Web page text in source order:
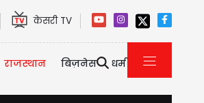
केसरी TV
राजस्थान बिज़नेस धर्म